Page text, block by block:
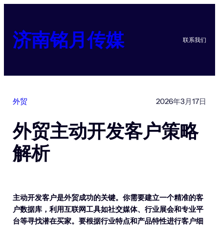
济南铭月传媒 联系我们
外贸 2026年3月17日
外贸主动开发客户策略
解析
主动开发客户是外贸成功的关键。你需要建立一个精准的客
户数据库，利用互联网工具如社交媒体、行业展会和专业平
台等寻找潜在买家。要根据行业特点和产品特性进行客户细